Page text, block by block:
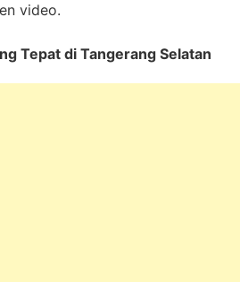
video.
Tepat di Tangerang Selatan